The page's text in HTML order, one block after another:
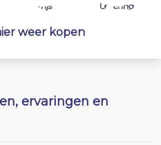
Prijs Levering
weer kopen
ervaringen en